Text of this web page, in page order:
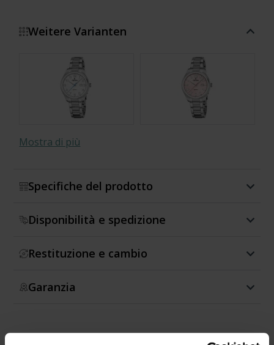
Weitere Varianten
Mostra di più
Specifiche del prodotto
Disponibilità e spedizione
Restituzione e cambio
Garanzia